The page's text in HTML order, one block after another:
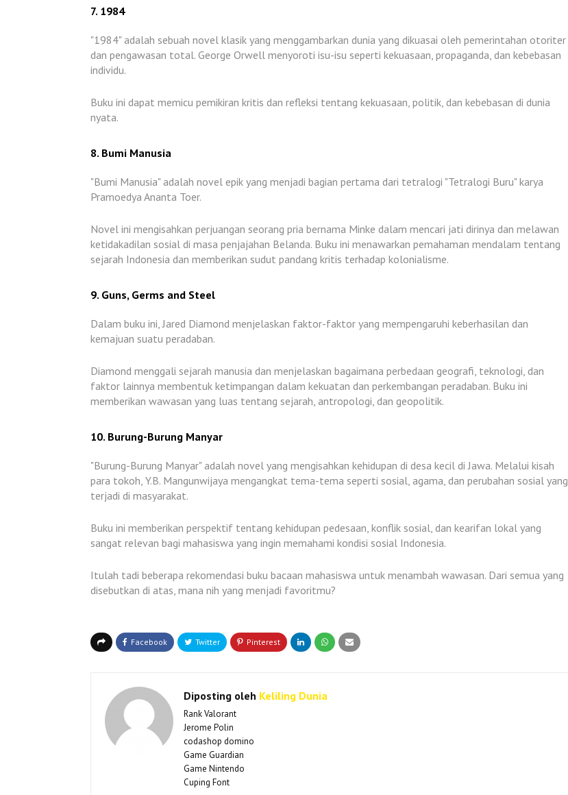
7. 1984
"1984" adalah sebuah novel klasik yang menggambarkan dunia yang dikuasai oleh pemerintahan otoriter
dan pengawasan total. George Orwell menyoroti isu-isu seperti kekuasaan, propaganda, dan kebebasan
individu.
Buku ini dapat memicu pemikiran kritis dan refleksi tentang kekuasaan, politik, dan kebebasan di dunia
nyata.
8. Bumi Manusia
"Bumi Manusia" adalah novel epik yang menjadi bagian pertama dari tetralogi "Tetralogi Buru" karya
Pramoedya Ananta Toer.
Novel ini mengisahkan perjuangan seorang pria bernama Minke dalam mencari jati dirinya dan melawan
ketidakadilan sosial di masa penjajahan Belanda. Buku ini menawarkan pemahaman mendalam tentang
sejarah Indonesia dan memberikan sudut pandang kritis terhadap kolonialisme.
9. Guns, Germs and Steel
Dalam buku ini, Jared Diamond menjelaskan faktor-faktor yang mempengaruhi keberhasilan dan
kemajuan suatu peradaban.
Diamond menggali sejarah manusia dan menjelaskan bagaimana perbedaan geografi, teknologi, dan
faktor lainnya membentuk ketimpangan dalam kekuatan dan perkembangan peradaban. Buku ini
memberikan wawasan yang luas tentang sejarah, antropologi, dan geopolitik.
10. Burung-Burung Manyar
"Burung-Burung Manyar" adalah novel yang mengisahkan kehidupan di desa kecil di Jawa. Melalui kisah
para tokoh, Y.B. Mangunwijaya mengangkat tema-tema seperti sosial, agama, dan perubahan sosial yang
terjadi di masyarakat.
Buku ini memberikan perspektif tentang kehidupan pedesaan, konflik sosial, dan kearifan lokal yang
sangat relevan bagi mahasiswa yang ingin memahami kondisi sosial Indonesia.
Itulah tadi beberapa rekomendasi buku bacaan mahasiswa untuk menambah wawasan. Dari semua yang
disebutkan di atas, mana nih yang menjadi favoritmu?
Diposting oleh Keliling Dunia
Rank Valorant
Jerome Polin
codashop domino
Game Guardian
Game Nintendo
Cuping Font